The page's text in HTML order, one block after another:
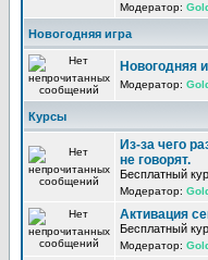
Модератор:
Новогодняя игра
Новогодняя
Модератор:
Курсы
Из-за чего
не говорят.
Бесплатный
Модератор:
Активация
Бесплатный
Модератор: